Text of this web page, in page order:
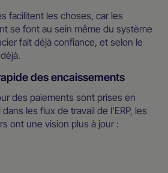
facilitent les choses, car les
se font au sein même du système
fait déjà confiance, et selon le
des encaissements
des paiements sont prises en
les flux de travail de l'ERP, les
ont une vision plus à jour :